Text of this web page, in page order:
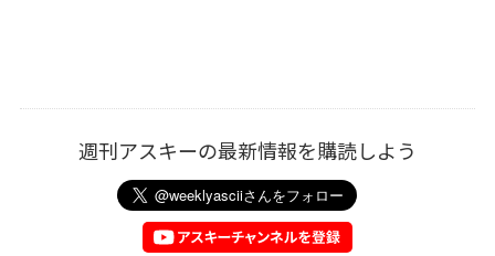
週刊アスキーの最新情報を購読しよう